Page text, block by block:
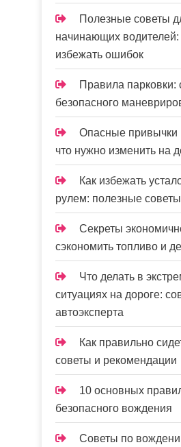
Полезные советы
начинающих водителей:
избежать ошибок
Правила парковки:
безопасного
Опасные привычки
что нужно изменить на
Как избежать
рулем: полезные
Секреты
сэкономить топливо и
Что делать в
ситуациях на дороге:
автоэксперта
Как правильно
советы и рекомендации
10 основных
безопасного вождения
Советы по